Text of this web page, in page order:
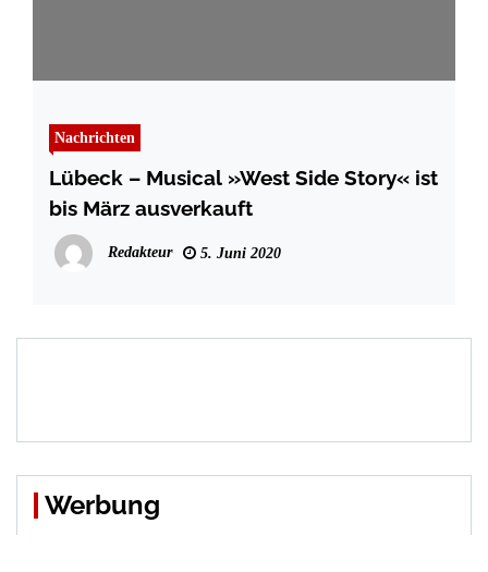
Nachrichten
Lübeck – Musical »West Side Story« ist
bis März ausverkauft
Redakteur 5. Juni 2020
Werbung